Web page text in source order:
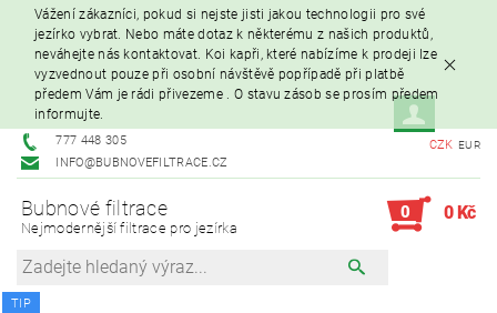
Vážení zákazníci, pokud si nejste jisti jakou technologii pro své
jezírko vybrat. Nebo máte dotaz k některému z našich produktů,
neváhejte nás kontaktovat. Koi kapři, které nabízíme k prodeji lze
vyzvednout pouze při osobní návštěvě popřípadě při platbě
předem Vám je rádi přivezeme . O stavu zásob se prosím předem
informujte.
777 448 305
INFO@BUBNOVEFILTRACE.CZ
CZK EUR
Bubnové filtrace
Nejmodernější filtrace pro jezírka
0 0 Kč
TIP